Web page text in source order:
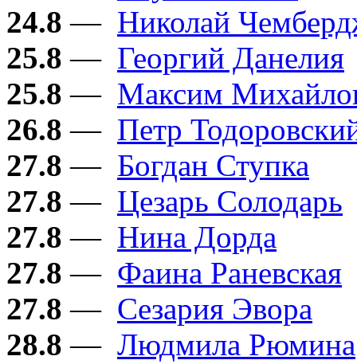
24.8 — Николай
25.8 — Георгий Данелия
25.8 — Максим
26.8 — Петр
27.8 — Богдан Ступка
27.8 — Цезарь Солодарь
27.8 — Нина Дорда
27.8 — Фаина Раневская
27.8 — Сезария Эвора
28.8 — Людмила Рюмина